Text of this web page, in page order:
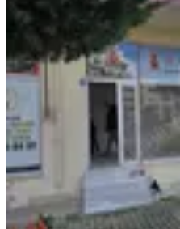
Özer
Yuvamda
Konumda
Tekirdağ,
1 Oda· 30 m²
1.400.000 ₺
Öztürk gayrimenkul Aydın Özer
Ara